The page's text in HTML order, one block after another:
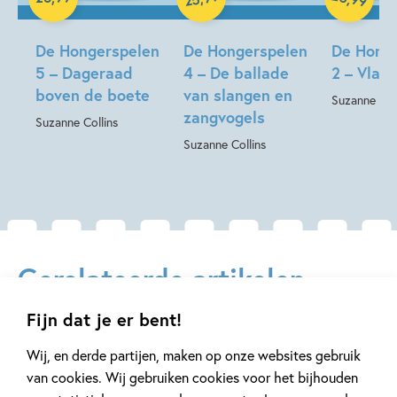
Fijn dat je er bent!
Wij, en derde partijen, maken op onze websites gebruik
van cookies. Wij gebruiken cookies voor het bijhouden
De Hongerspelen
Vlammen
Spotgaai
De ballade van slangen en zangvogels
De Hongerspelen
5 – Dageraad
boven de boete
Suzanne Collins
De Hongerspelen
4 – De ballade
van slangen en
zangvogels
Suzanne Collins
De
2 –
Suzanne
Gerelateerde artikelen
Interview Nieuws